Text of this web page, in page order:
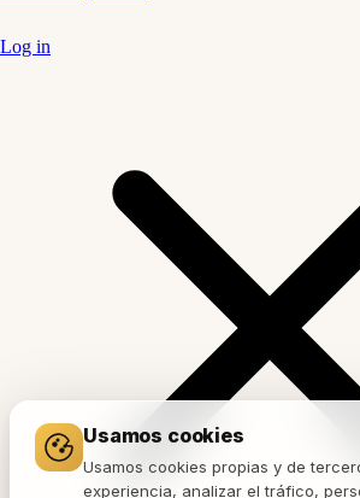
Usamos cookies
Usamos cookies propias y de
experiencia, analizar el tráfico,
Log in